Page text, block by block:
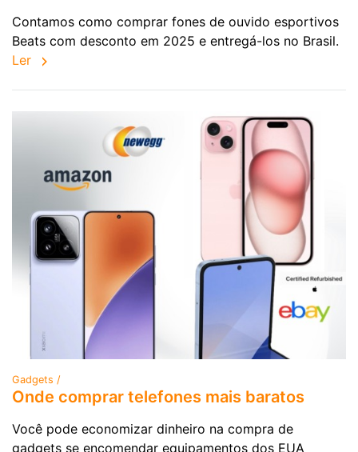
Contamos como comprar fones de ouvido esportivos
Beats com desconto em 2025 e entregá-los no Brasil.
Ler
Gadgets /
Onde comprar telefones mais baratos
Você pode economizar dinheiro na compra de
gadgets se encomendar equipamentos dos EUA